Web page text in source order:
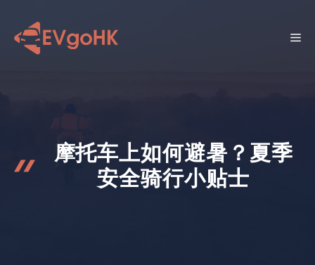
菜
摩托车上如何避暑？夏季
安全骑行小贴士